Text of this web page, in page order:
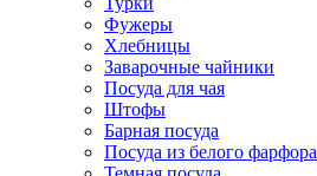
Фужеры
Хлебницы
Заварочные чайники
Посуда для чая
Штофы
Барная посуда
Посуда из белого фарфора